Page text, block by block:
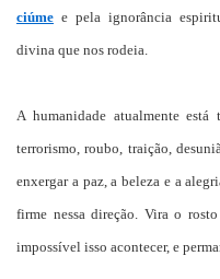
ciúme e pela ignorância
divina que nos rodeia.
A humanidade atualmente
terrorismo, roubo, traição,
enxergar a paz, a beleza e a
firme nessa direção. Vira o
impossível isso acontecer, e